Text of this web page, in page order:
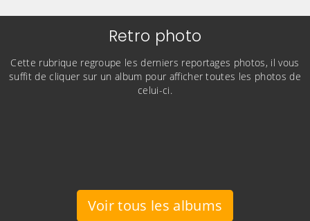
Retro photo
Cette rubrique regroupe les derniers reportages photos, il vous
suffit de cliquer sur un album pour afficher toutes les photos de
celui-ci.
Voir tous les albums